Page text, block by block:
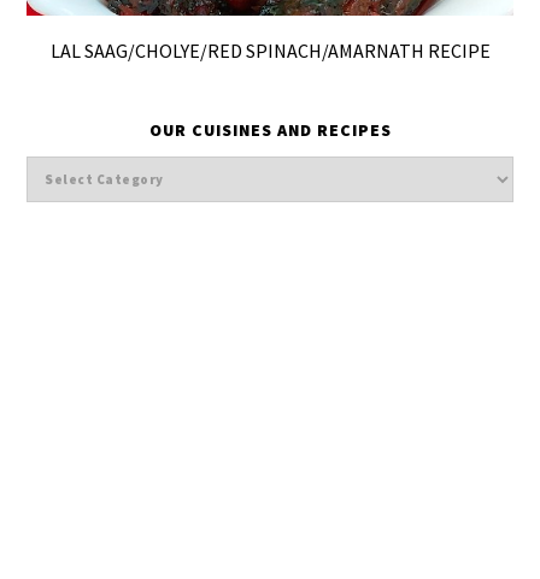
LAL SAAG/CHOLYE/RED SPINACH/AMARNATH RECIPE
OUR CUISINES AND RECIPES
Our